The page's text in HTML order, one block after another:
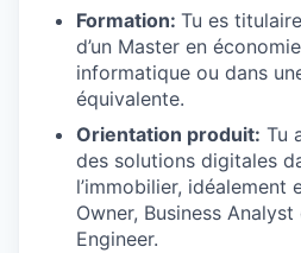
Formation: Tu es
d’un Master en
informatique ou dans
équivalente.
Orientation produit: Tu
des solutions digitales
l’immobilier, idéalement
Owner, Business
Engineer.